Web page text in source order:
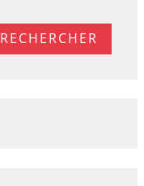
RECHERCHER